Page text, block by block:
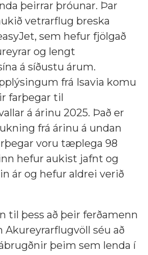
þeirrar þróunar. Þar
vetrarflug breska
sem hefur fjölgað
og lengt
á síðustu árum.
frá Isavia komu
farþegar til
á árinu 2025. Það er
frá árinu á undan
voru tæplega 98
hefur aukist jafnt og
ár og hefur aldrei verið
til þess að þeir ferðamenn
Akureyrarflugvöll séu að
þeim sem lenda í